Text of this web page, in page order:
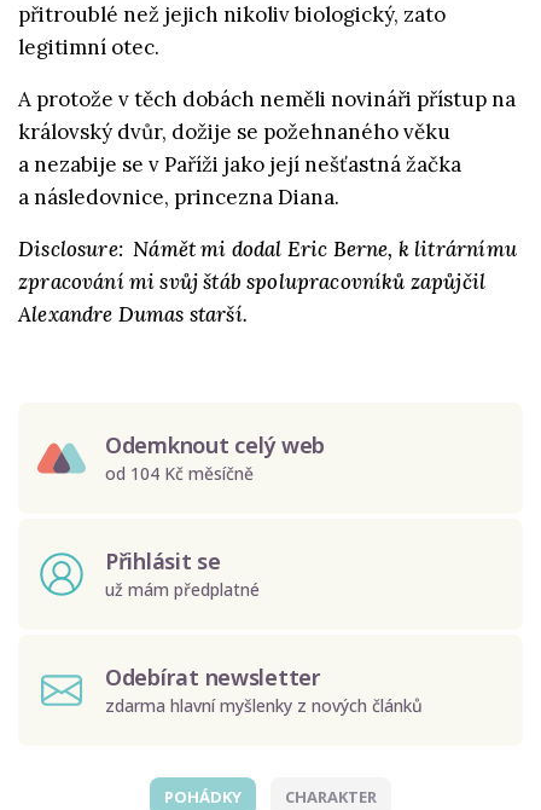
přitroublé než jejich nikoliv biologický, zato
legitimní otec.
A protože v těch dobách neměli novináři přístup na
královský dvůr, dožije se požehnaného věku
a nezabije se v Paříži jako její nešťastná žačka
a následovnice, princezna Diana.
Disclosure: Námět mi dodal Eric Berne, k litrárnímu
zpracování mi svůj štáb spolupracovníků zapůjčil
Alexandre Dumas starší.
Odemknout celý web
od 104 Kč měsíčně
Přihlásit se
už mám předplatné
Odebírat newsletter
zdarma hlavní myšlenky z nových článků
POHÁDKY CHARAKTER